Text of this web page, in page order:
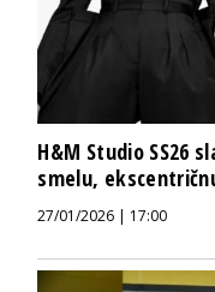
H&M Studio SS26
smelu,
27/01/2026 | 17:00